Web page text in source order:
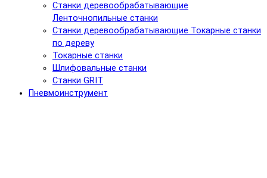
Станки деревообрабатывающие
Ленточнопильные станки
Станки деревообрабатывающие Токарные станки
по дереву
Токарные станки
Шлифовальные станки
Станки GRIT
Пневмоинструмент